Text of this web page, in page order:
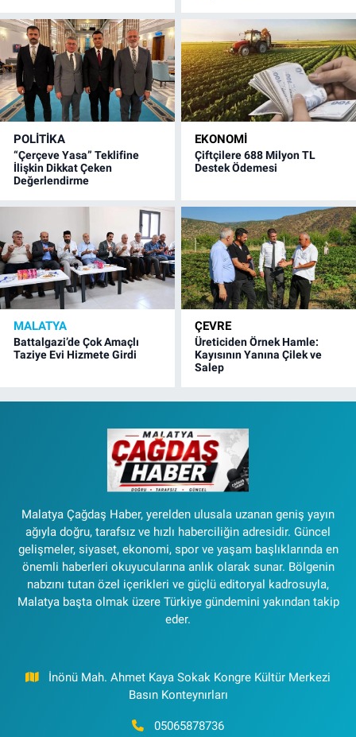
POLITIKA
“Çerçeve Yasa” Teklifine
İlişkin Dikkat Çeken
Değerlendirme
EKONOMI
Çiftçilere 688 Milyon TL
Destek Ödemesi
MALATYA
Battalgazi’de Çok Amaçlı
Taziye Evi Hizmete Girdi
ÇEVRE
Üreticiden Örnek Hamle:
Kayısının Yanına Çilek ve
Salep
Malatya Çağdaş Haber, yerelden ulusala uzanan geniş yayın
ağıyla doğru, tarafsız ve hızlı haberciliğin adresidir. Güncel
gelişmeler, siyaset, ekonomi, spor ve yaşam başlıklarında en
önemli haberleri okuyucularına anlık olarak sunar. Bölgenin
nabzını tutan özel içerikleri ve güçlü editoryal kadrosuyla,
Malatya başta olmak üzere Türkiye gündemini yakından takip
eder.
İnönü Mah. Ahmet Kaya Sokak Kongre Kültür Merkezi
Basın Konteynırları
05065878736